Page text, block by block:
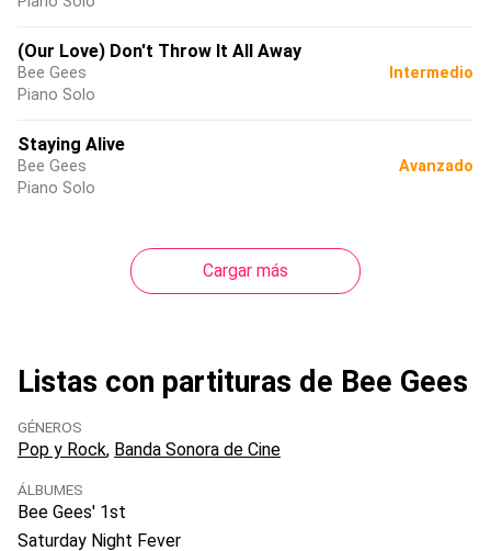
(Our Love) Don't Throw It All Away
Bee Gees
Piano Solo
Intermedio
Staying Alive
Bee Gees
Piano Solo
Avanzado
Cargar más
Listas con partituras de Bee Gees
GÉNEROS
Pop y Rock Banda Sonora de Cine
ÁLBUMES
Bee Gees' 1st
Saturday Night Fever